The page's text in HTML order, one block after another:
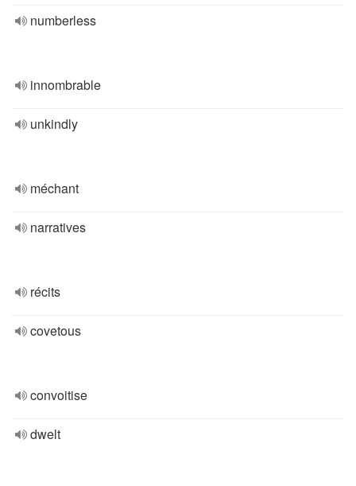
numberless
innombrable
unkindly
méchant
narratives
récits
covetous
convoitise
dwelt